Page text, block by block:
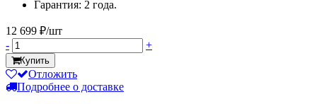
Гарантия: 2 года.
12 699 ₽/шт
-
+
Купить
Отложить
Подробнее о доставке